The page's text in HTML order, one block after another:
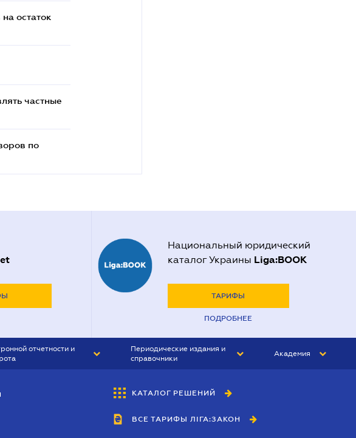
остаток
частные
по
Национальный юридический
каталог Украины Liga:BOOK
ТАРИФЫ
ПОДРОБНЕЕ
отчетности и
Периодические издания и
справочники
БУХГАЛТЕР&ЗАКОН
ВЕСТНИК МСФО
Академия
КАТАЛОГ РЕШЕНИЙ
ВСЕ ТАРИФЫ ЛІГА:ЗАКОН